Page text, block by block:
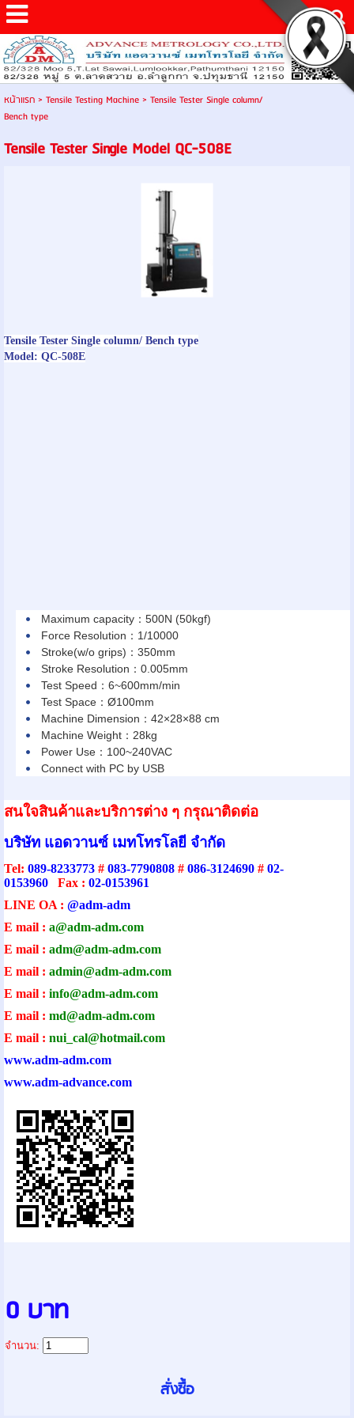
หน้าแรก> Tensile Testing Machine> Tensile Tester Single column/
Bench type
Tensile Tester Single Model QC-508E
Tensile Tester Single column/ Bench type
Model: QC-508E
Maximum capacity：500N (50kgf)
Force Resolution：1/10000
Stroke(w/o grips)：350mm
Stroke Resolution：0.005mm
Test Speed：6~600mm/min
Test Space：Ø100mm
Machine Dimension：42×28×88 cm
Machine Weight：28kg
Power Use：100~240VAC
Connect with PC by USB
สนใจสินค้าและบริการต่าง ๆ กรุณาติดต่อ
บริษัท แอดวานซ์ เมทโทรโลยี จำกัด
Tel: 089-8233773# 083-7790808# 086-3124690# 02-
0153960
Fax : 02-0153961
LINE OA : @adm-adm
E mail : a@adm-adm.com
E mail : adm@adm-adm.com
E mail : admin@adm-adm.com
E mail : info@adm-adm.com
E mail : md@adm-adm.com
E mail : nui_cal@hotmail.com
www.adm-adm.com
www.adm-advance.com
0 บาท
จำนวน: